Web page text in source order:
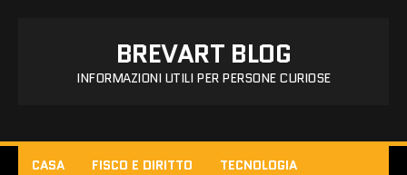
BREVART BLOG
INFORMAZIONI UTILI PER PERSONE CURIOSE
CASA FISCO E DIRITTO TECNOLOGIA